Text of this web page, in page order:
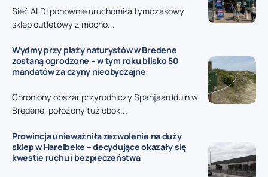
Sieć ALDI ponownie uruchomiła tymczasowy
sklep outletowy z mocno...
Wydmy przy plaży naturystów w Bredene
zostaną ogrodzone – w tym roku blisko 50
mandatów za czyny nieobyczajne
Chroniony obszar przyrodniczy Spanjaardduin w
Bredene, położony tuż obok...
Prowincja unieważniła zezwolenie na duży
sklep w Harelbeke – decydujące okazały się
kwestie ruchu i bezpieczeństwa